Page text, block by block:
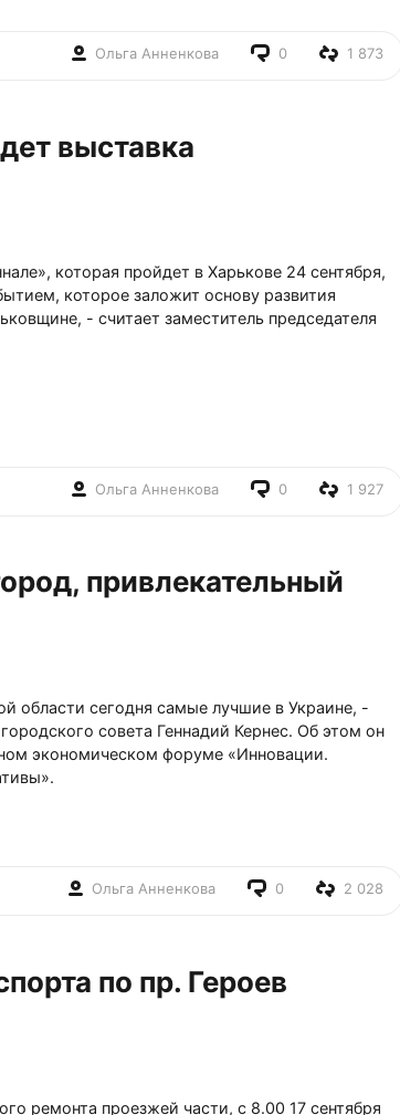
Ольга Анненкова 0 1 873
выставка
которая пройдет в Харькове 24 сентября,
которое заложит основу развития
- считает заместитель председателя
Ольга Анненкова 0 1 927
привлекательный
области сегодня самые лучшие в Украине, -
совета Геннадий Кернес. Об этом он
экономическом форуме «Инновации.
Ольга Анненкова 0 2 028
по пр. Героев
ремонта проезжей части, с 8.00 17 сентября